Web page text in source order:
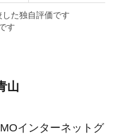
た独自評価です
す
山
インターネットグ